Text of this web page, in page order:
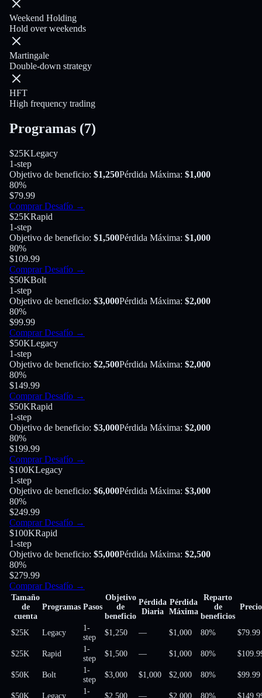
Weekend Holding
Hold over weekends
Martingale
Double-down strategy
HFT
High frequency trading
Programas (7)
$25KLegacy
1-step
Objetivo de beneficio: $1,250Pérdida Máxima: $1,000
80%
$79.99
Comprar Desafío →
$25KRapid
1-step
Objetivo de beneficio: $1,500Pérdida Máxima: $1,000
80%
$109.99
Comprar Desafío →
$50KBolt
1-step
Objetivo de beneficio: $3,000Pérdida Máxima: $2,000
80%
$99.99
Comprar Desafío →
$50KLegacy
1-step
Objetivo de beneficio: $2,500Pérdida Máxima: $2,000
80%
$149.99
Comprar Desafío →
$50KRapid
1-step
Objetivo de beneficio: $3,000Pérdida Máxima: $2,000
80%
$199.99
Comprar Desafío →
$100KLegacy
1-step
Objetivo de beneficio: $6,000Pérdida Máxima: $3,000
80%
$249.99
Comprar Desafío →
$100KRapid
1-step
Objetivo de beneficio: $5,000Pérdida Máxima: $2,500
80%
$279.99
Comprar Desafío →
Tamaño
de
cuenta
Programas Pasos
Objetivo
de
beneficio
Pérdida
Diaria
Pérdida
Máxima
Reparto
de
beneficios
Precio
$25K Legacy
1-
step
$1,250 — $1,000 80% $79.99
$25K Rapid
1-
step
$1,500 — $1,000 80%
$50K Bolt
1-
step
$3,000 $1,000 $2,000 80% $99.99
$50K Legacy
1-
$2,500 — $2,000 80%